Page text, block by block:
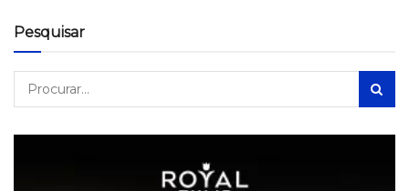
Pesquisar